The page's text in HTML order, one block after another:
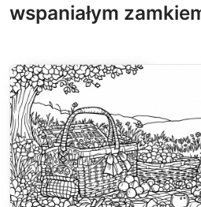
wspaniałym